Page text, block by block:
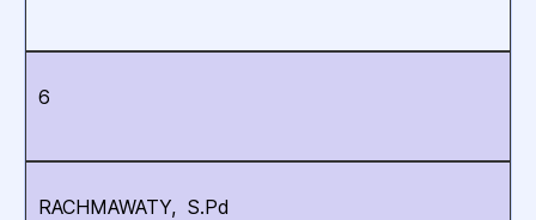
6
RACHMAWATY, S.Pd